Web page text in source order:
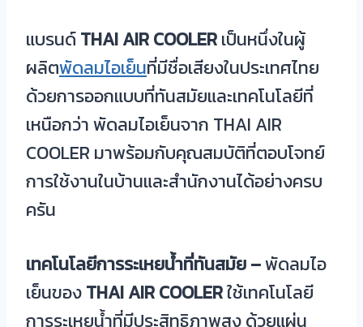
แบรนด์THAI AIR COOLERเป็นหนึ่งในผู้
ผลิตพัดลมไอเย็นที่มีชื่อเสียงในประเทศไทย
ด้วยการออกแบบที่ทันสมัยและเทคโนโลยีที่
เหนือกว่า พัดลมไอเย็นจาก THAI AIR
COOLER มาพร้อมกับคุณสมบัติที่ตอบโจทย์
การใช้งานในบ้านและสำนักงานได้อย่างครบ
ครัน
เทคโนโลยีการระเหยน้ำที่ทันสมัย–พัดลมไอ
เย็นของTHAI AIR COOLERใช้เทคโนโลยี
การระเหยน้ำที่มีประสิทธิภาพสูง ด้วยแผ่น